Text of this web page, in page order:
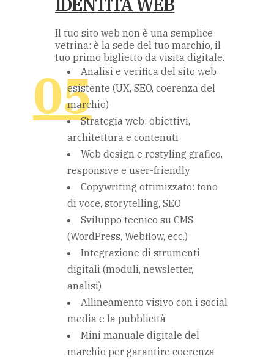
Il tuo sito web non è una semplice
vetrina: è la sede del tuo marchio, il
tuo primo biglietto da visita digitale.
Analisi e verifica del sito web
esistente (UX, SEO, coerenza del
marchio)
Strategia web: obiettivi,
architettura e contenuti
Web design e restyling grafico,
responsive e user-friendly
Copywriting ottimizzato: tono
di voce, storytelling, SEO
Sviluppo tecnico su CMS
(WordPress, Webflow, ecc.)
Integrazione di strumenti
digitali (moduli, newsletter,
analisi)
Allineamento visivo con i social
media e la pubblicità
Mini manuale digitale del
marchio per garantire coerenza